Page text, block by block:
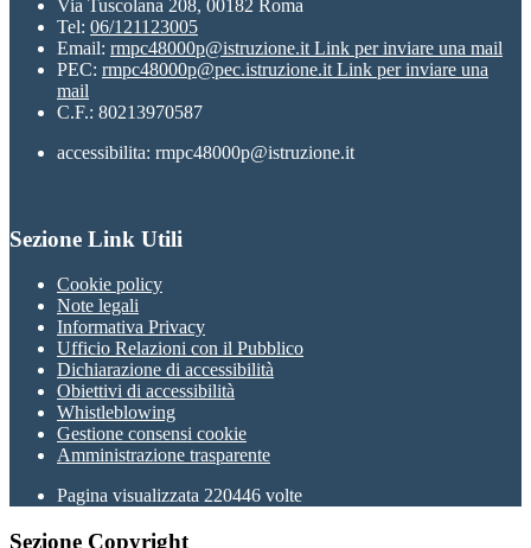
Via Tuscolana 208, 00182 Roma
Tel: 06/121123005
Email: rmpc48000p@istruzione.it Link per inviare una mail
PEC: rmpc48000p@pec.istruzione.it Link per inviare una
mail
C.F.: 80213970587
accessibilita: rmpc48000p@istruzione.it
Sezione Link Utili
Cookie policy
Note legali
Informativa Privacy
Ufficio Relazioni con il Pubblico
Dichiarazione di accessibilità
Obiettivi di accessibilità
Whistleblowing
Gestione consensi cookie
Amministrazione trasparente
Pagina visualizzata 220446 volte
Sezione Copyright